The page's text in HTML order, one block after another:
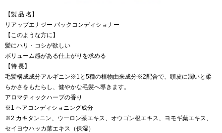
【製 品 名】
リアップエナジー パックコンディショナー
【このような方に】
髪にハリ・コシが欲しい
ボリューム感がある仕上がりを求める
【特 長】
毛髪構成成分アルギニン※1と5種の植物由来成分※2配合で、頭皮に潤いと柔
らかさをもたらし、健やかな毛髪へ導きます。
アロマティックハーブの香り
※1 ヘアコンディショニング成分
※2 カキタンニン、ウーロン茶エキス、オウゴン根エキス、ヨモギ葉エキス、
セイヨウハッカ葉エキス（保湿）